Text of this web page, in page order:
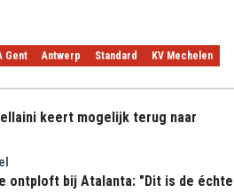
Gent Antwerp Standard
KV Mechelen
keert mogelijk terug naar
ontploft bij Atalanta: "Dit is de échte